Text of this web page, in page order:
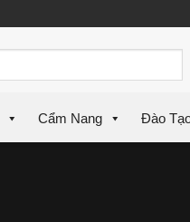
Cẩm Nang Đào